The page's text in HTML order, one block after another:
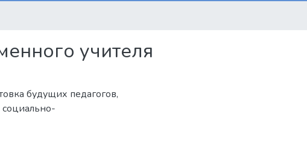
учителя
будущих педагогов,